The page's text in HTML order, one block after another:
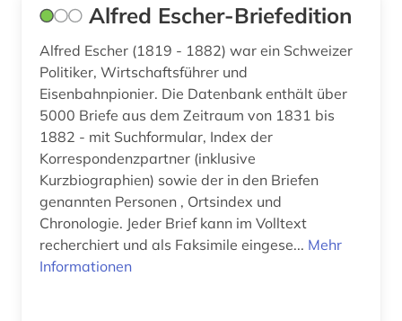
Alfred Escher-Briefedition
Alfred Escher (1819 - 1882) war ein Schweizer
Politiker, Wirtschaftsführer und
Eisenbahnpionier. Die Datenbank enthält über
5000 Briefe aus dem Zeitraum von 1831 bis
1882 - mit Suchformular, Index der
Korrespondenzpartner (inklusive
Kurzbiographien) sowie der in den Briefen
genannten Personen , Ortsindex und
Chronologie. Jeder Brief kann im Volltext
recherchiert und als Faksimile eingese... Mehr
Informationen